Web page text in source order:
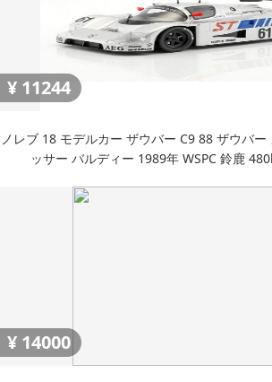
¥ 11244
ノレブ 18 モデルカー ザウバー C9 88 ザウバ
ッサー バルディー 1989年 WSPC 鈴鹿
¥ 14000